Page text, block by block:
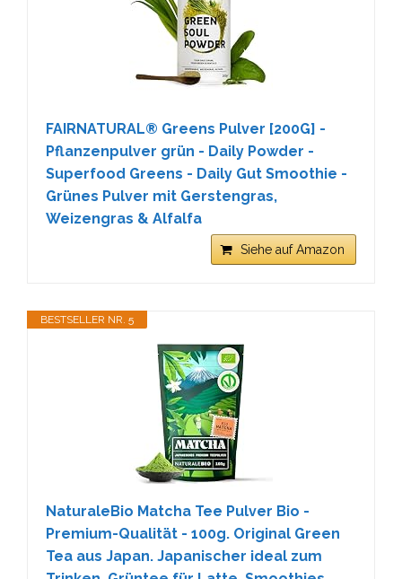
FAIRNATURAL® Greens Pulver [200G] -
Pflanzenpulver grün - Daily Powder -
Superfood Greens - Daily Gut Smoothie -
Grünes Pulver mit Gerstengras,
Weizengras & Alfalfa
Siehe auf Amazon
BESTSELLER NR. 5
NaturaleBio Matcha Tee Pulver Bio -
Premium-Qualität - 100g. Original Green
Tea aus Japan. Japanischer ideal zum